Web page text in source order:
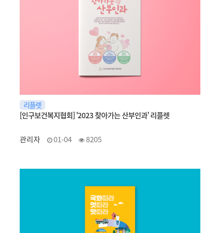
리플렛
[인구보건복지협회] '2023 찾아가는 산부인과' 리플렛
관리자 01-04 8205